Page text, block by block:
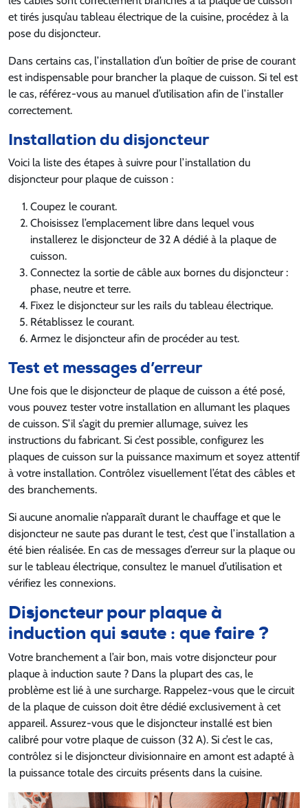
et tirés jusqu’au tableau électrique de la cuisine, procédez à la
pose du disjoncteur.
Dans certains cas, l’installation d’un boîtier de prise de courant
est indispensable pour brancher la plaque de cuisson. Si tel est
le cas, référez-vous au manuel d’utilisation afin de l’installer
correctement.
Installation du disjoncteur
Voici la liste des étapes à suivre pour l’installation du
disjoncteur pour plaque de cuisson :
Coupez le courant.
Choisissez l’emplacement libre dans lequel vous
installerez le disjoncteur de 32 A dédié à la plaque de
cuisson.
Connectez la sortie de câble aux bornes du disjoncteur :
phase, neutre et terre.
Fixez le disjoncteur sur les rails du tableau électrique.
Rétablissez le courant.
Armez le disjoncteur afin de procéder au test.
Test et messages d’erreur
Une fois que le disjoncteur de plaque de cuisson a été posé,
vous pouvez tester votre installation en allumant les plaques
de cuisson. S’il s’agit du premier allumage, suivez les
instructions du fabricant. Si c’est possible, configurez les
plaques de cuisson sur la puissance maximum et soyez attentif
à votre installation. Contrôlez visuellement l’état des câbles et
des branchements.
Si aucune anomalie n’apparaît durant le chauffage et que le
disjoncteur ne saute pas durant le test, c’est que l’installation a
été bien réalisée. En cas de messages d’erreur sur la plaque ou
sur le tableau électrique, consultez le manuel d’utilisation et
vérifiez les connexions.
Disjoncteur pour plaque à
induction qui saute : que faire ?
Votre branchement a l’air bon, mais votre disjoncteur pour
plaque à induction saute ? Dans la plupart des cas, le
problème est lié à une surcharge. Rappelez-vous que le circuit
de la plaque de cuisson doit être dédié exclusivement à cet
appareil. Assurez-vous que le disjoncteur installé est bien
calibré pour votre plaque de cuisson (32 A). Si c’est le cas,
contrôlez si le disjoncteur divisionnaire en amont est adapté à
la puissance totale des circuits présents dans la cuisine.